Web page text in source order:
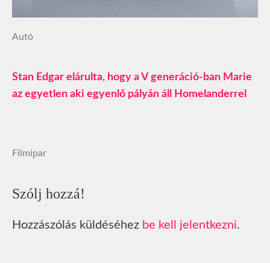
Autó
Stan Edgar elárulta, hogy a V generáció-ban Marie
az egyetlen aki egyenlő pályán áll Homelanderrel
Filmipar
Szólj hozzá!
Hozzászólás küldéséhez be kell jelentkezni.